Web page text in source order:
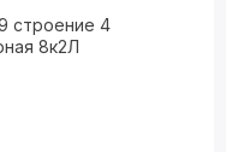
строение 4
8к2Л